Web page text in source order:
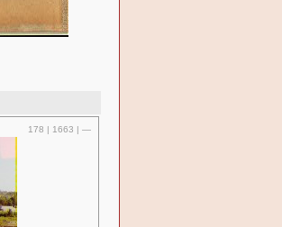
178 | 1663 | —